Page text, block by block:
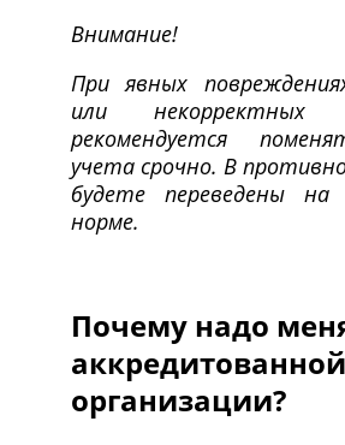
Внимание!
При явных
или некорректных
рекомендуется
учета срочно. В
будете переведены
норме.
Почему надо
аккредитованной
организации?